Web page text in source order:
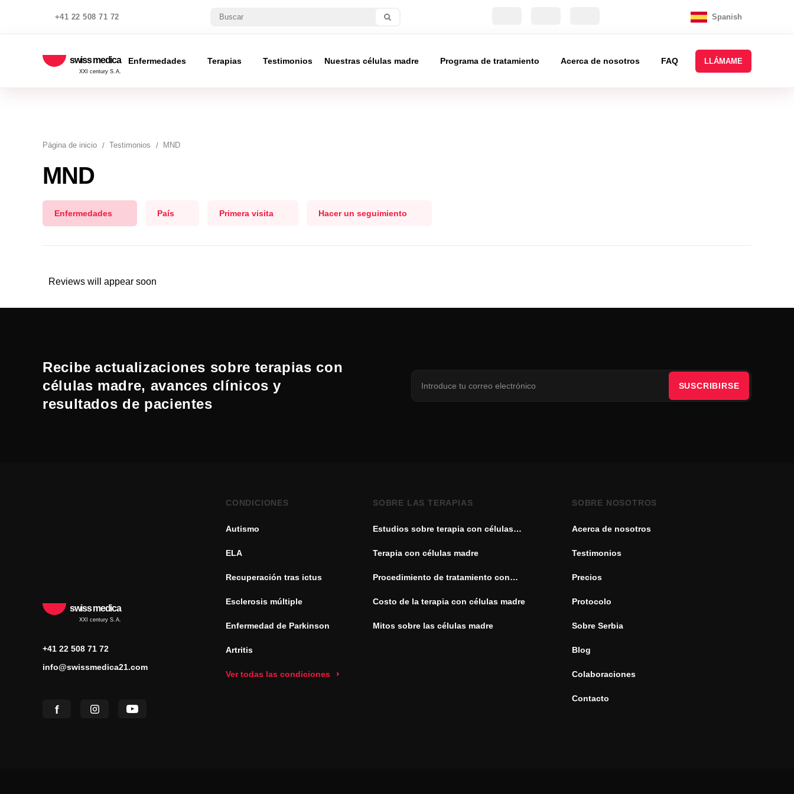
+41 22 508 71 72 Spanish
swiss medica
XXI century S.A.
Enfermedades Terapias Testimonios Nuestras células madre Programa de tratamiento Acerca de nosotros FAQ LLÁMAME
Página de inicio Testimonios MND
MND
Enfermedades País Primera visita Hacer un seguimiento
Reviews will appear soon
Recibe actualizaciones sobre terapias con
células madre, avances clínicos y
resultados de pacientes
SUSCRIBIRSE
swiss medica
XXI century S.A.
+41 22 508 71 72
info@swissmedica21.com
CONDICIONES
Autismo
ELA
Recuperación tras ictus
Esclerosis múltiple
Enfermedad de Parkinson
Artritis
Ver todas las condiciones
SOBRE LAS TERAPIAS
Estudios sobre terapia con células
Terapia con células madre
Procedimiento de tratamiento con
Costo de la terapia con células madre
Mitos sobre las células madre
SOBRE NOSOTROS
Acerca de nosotros
Testimonios
Precios
Protocolo
Sobre Serbia
Blog
Colaboraciones
Contacto